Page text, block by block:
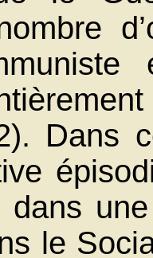
Dans
dans
le